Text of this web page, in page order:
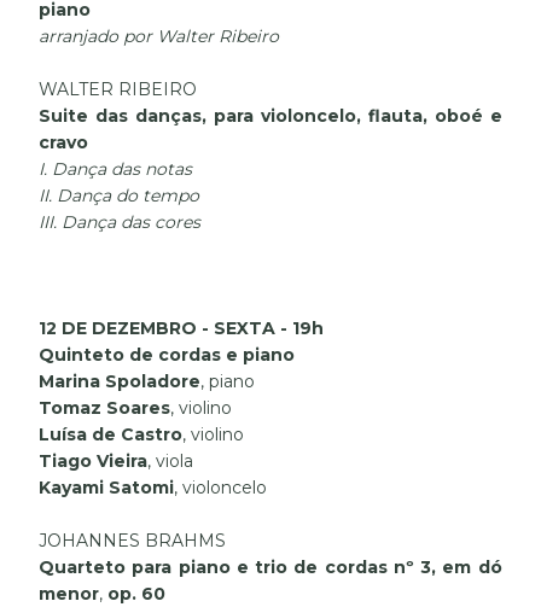
piano
arranjado por Walter Ribeiro
WALTER RIBEIRO
Suite das danças, para violoncelo, flauta, oboé e
cravo
I. Dança das notas
II. Dança do tempo
III. Dança das cores
12 DE DEZEMBRO - SEXTA - 19h
Quinteto de cordas e piano
Marina Spoladore, piano
Tomaz Soares, violino
Luísa de Castro, violino
Tiago Vieira, viola
Kayami Satomi, violoncelo
JOHANNES BRAHMS
Quarteto para piano e trio de cordas nº 3, em dó
menor, op. 60